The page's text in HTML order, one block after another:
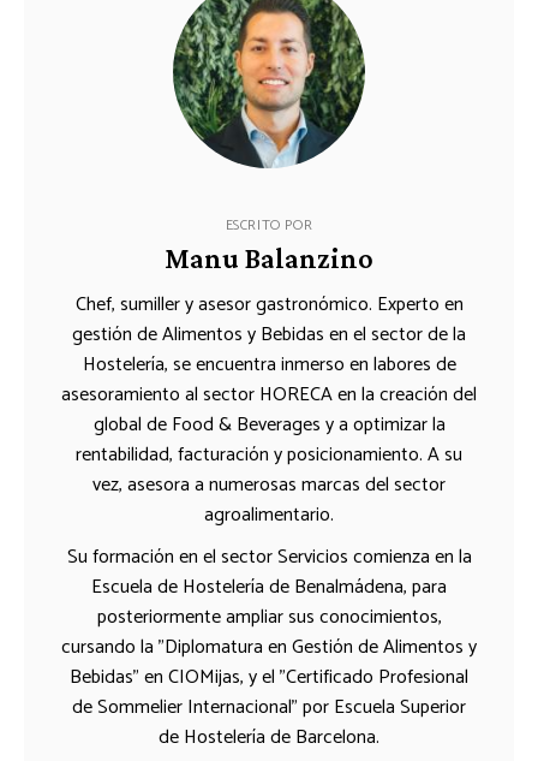
ESCRITO POR
Manu Balanzino
Chef, sumiller y asesor gastronómico. Experto en
gestión de Alimentos y Bebidas en el sector de la
Hostelería, se encuentra inmerso en labores de
asesoramiento al sector HORECA en la creación del
global de Food & Beverages y a optimizar la
rentabilidad, facturación y posicionamiento. A su
vez, asesora a numerosas marcas del sector
agroalimentario.
Su formación en el sector Servicios comienza en la
Escuela de Hostelería de Benalmádena, para
posteriormente ampliar sus conocimientos,
cursando la "Diplomatura en Gestión de Alimentos y
Bebidas" en CIOMijas, y el "Certificado Profesional
de Sommelier Internacional" por Escuela Superior
de Hostelería de Barcelona.